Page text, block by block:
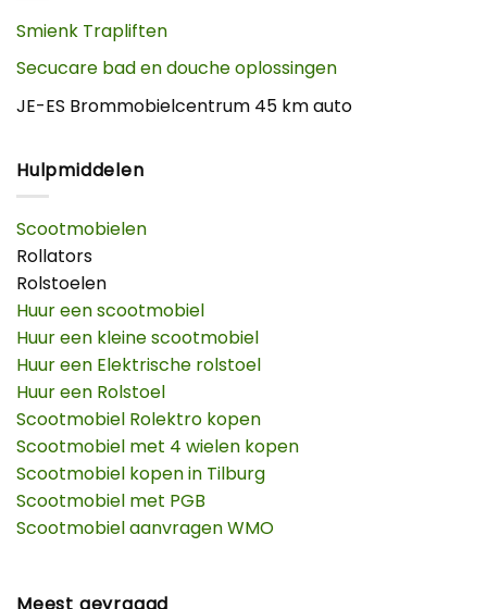
Smienk Trapliften
Secucare bad en douche oplossingen
JE-ES Brommobielcentrum 45 km auto
Hulpmiddelen
Scootmobielen
Rollators
Rolstoelen
Huur een scootmobiel
Huur een kleine scootmobiel
Huur een Elektrische rolstoel
Huur een Rolstoel
Scootmobiel Rolektro kopen
Scootmobiel met 4 wielen kopen
Scootmobiel kopen in Tilburg
Scootmobiel met PGB
Scootmobiel aanvragen WMO